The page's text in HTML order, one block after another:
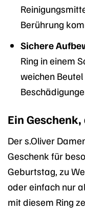
Berührung
Sichere
Ring in einem
weichen
Ein
Der s.Oliver
Geschenk für
Geburtstag, zu
oder einfach nur
mit diesem Ring